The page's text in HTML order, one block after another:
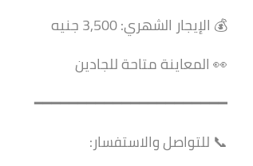
💰 الإيجار الشهري: 3,500 جنيه
👀 المعاينة متاحة للجادين
━━━━━━━━━━━━━━━━━━━━━━
📞 للتواصل والاستفسار: